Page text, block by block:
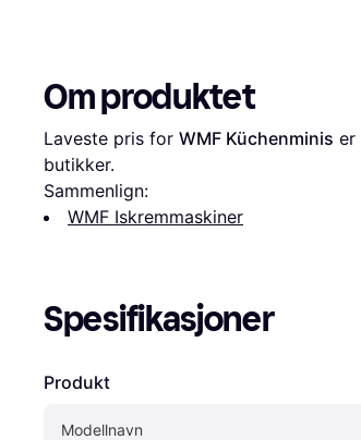
Om produktet
Laveste pris for WMF Küchenminis er
butikker.
Sammenlign:
WMF Iskremmaskiner
Spesifikasjoner
Produkt
Modellnavn